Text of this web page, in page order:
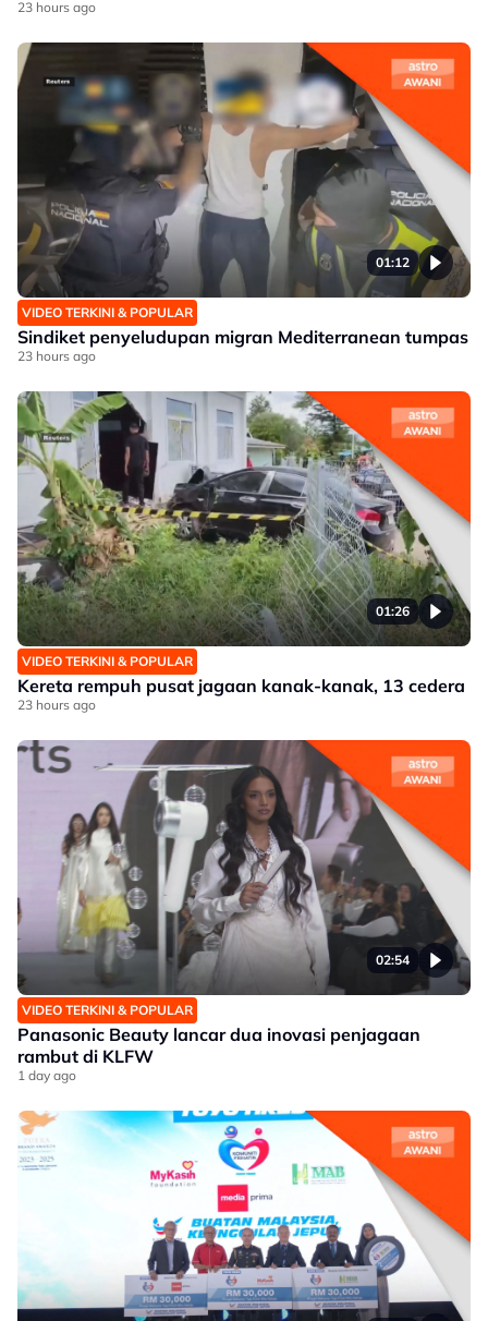
23 hours ago
01:12
VIDEO TERKINI & POPULAR
Sindiket penyeludupan migran Mediterranean tumpas
23 hours ago
01:26
VIDEO TERKINI & POPULAR
Kereta rempuh pusat jagaan kanak-kanak, 13 cedera
23 hours ago
02:54
VIDEO TERKINI & POPULAR
Panasonic Beauty lancar dua inovasi penjagaan
rambut di KLFW
1 day ago